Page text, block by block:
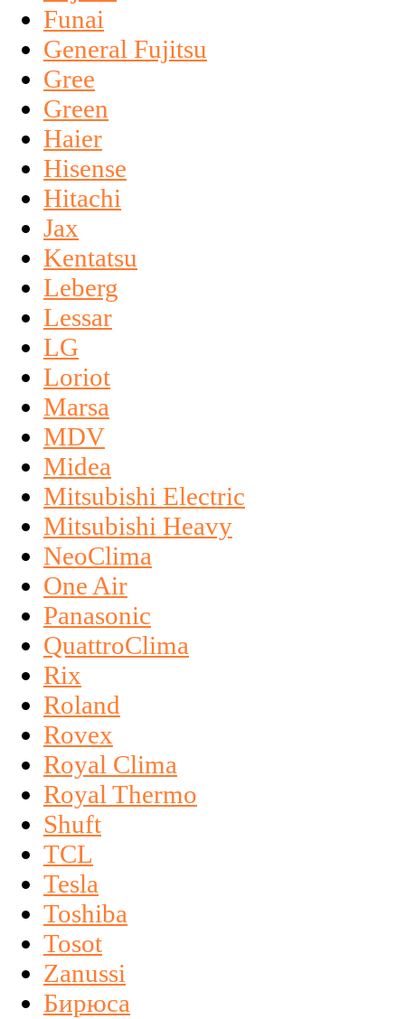
Funai
General Fujitsu
Gree
Green
Haier
Hisense
Hitachi
Jax
Kentatsu
Leberg
Lessar
LG
Loriot
Marsa
MDV
Midea
Mitsubishi Electric
Mitsubishi Heavy
NeoClima
One Air
Panasonic
QuattroClima
Rix
Roland
Rovex
Royal Clima
Royal Thermo
Shuft
TCL
Tesla
Toshiba
Tosot
Zanussi
Бирюса